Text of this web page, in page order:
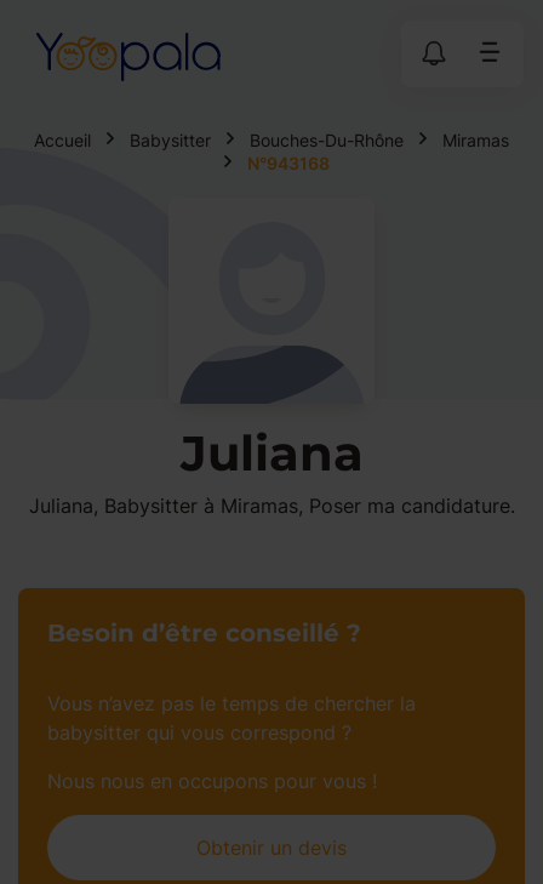
Accueil Babysitter Bouches-Du-Rhône
Miramas
N°943168
Juliana
Juliana, Babysitter à Miramas, Poser ma candidature.
Besoin d’être conseillé ?
Vous n’avez pas le temps de chercher la
babysitter qui vous correspond ?
Nous nous en occupons pour vous !
Obtenir un devis